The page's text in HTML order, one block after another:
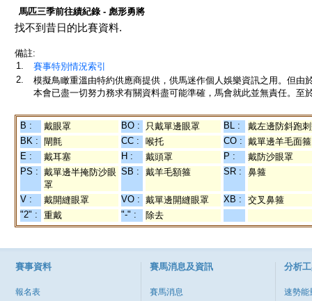
馬匹三季前往績紀錄 - 彪形勇將
找不到昔日的比賽資料.
備註:
1.
賽事特別情況索引
2.
模擬鳥瞰重溫由特約供應商提供，供馬迷作個人娛樂資訊之用。但
本會已盡一切努力務求有關資料盡可能準確，馬會就此並無責任。至
B : 戴眼罩 BO : 只戴單邊眼罩 BL :
戴左邊防斜跑
BK :
閘氈 CC : 喉托 CO : 戴單邊羊毛面箍
E :
戴耳塞 H : 戴頭罩 P :
戴防沙眼罩
PS : 戴單邊半掩防沙眼
罩
SB : 戴羊毛額箍 SR : 鼻箍
V : 戴開縫眼罩 VO : 戴單邊開縫眼罩 XB :
交叉鼻箍
"2" :
重戴 "-" : 除去
賽事資料
報名表
賽馬消息及資訊
賽馬消息
分析
速勢能